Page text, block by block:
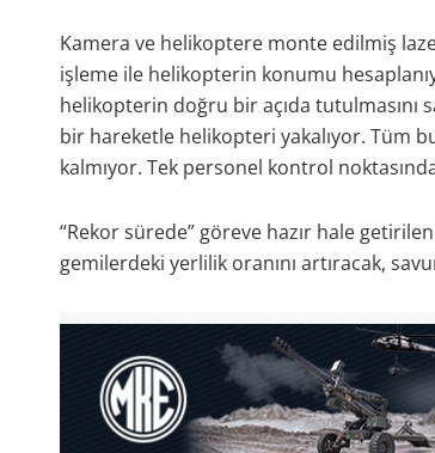
Kamera ve helikoptere monte edilmiş
işleme ile helikopterin konumu
helikopterin doğru bir açıda tutulmasını
bir hareketle helikopteri yakalıyor. Tüm
kalmıyor. Tek personel kontrol
“Rekor sürede” göreve hazır hale
gemilerdeki yerlilik oranını artıracak,